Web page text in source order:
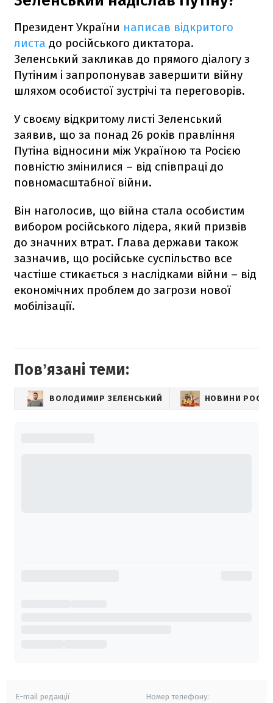
Президент України написав відкритого
листа до російського диктатора.
Зеленський закликав до прямого діалогу з
Путіним і запропонував завершити війну
шляхом особистої зустрічі та переговорів.
У своєму відкритому листі Зеленський
заявив, що за понад 26 років правління
Путіна відносини між Україною та Росією
повністю змінилися – від співпраці до
повномасштабної війни.
Він наголосив, що війна стала особистим
вибором російського лідера, який призвів
до значних втрат. Глава держави також
зазначив, що російське суспільство все
частіше стикається з наслідками війни – від
економічних проблем до загрози нової
мобілізації.
Повʼязані теми:
ВОЛОДИМИР ЗЕЛЕНСЬКИЙ НОВИНИ РОСІЇ
E-mail редакції Номер телефону: